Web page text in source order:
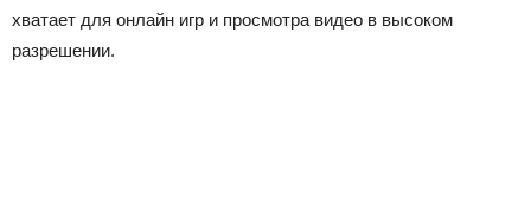
хватает для онлайн игр и просмотра видео в высоком
разрешении.